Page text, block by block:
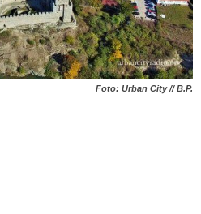
Foto: Urban City // B.P.